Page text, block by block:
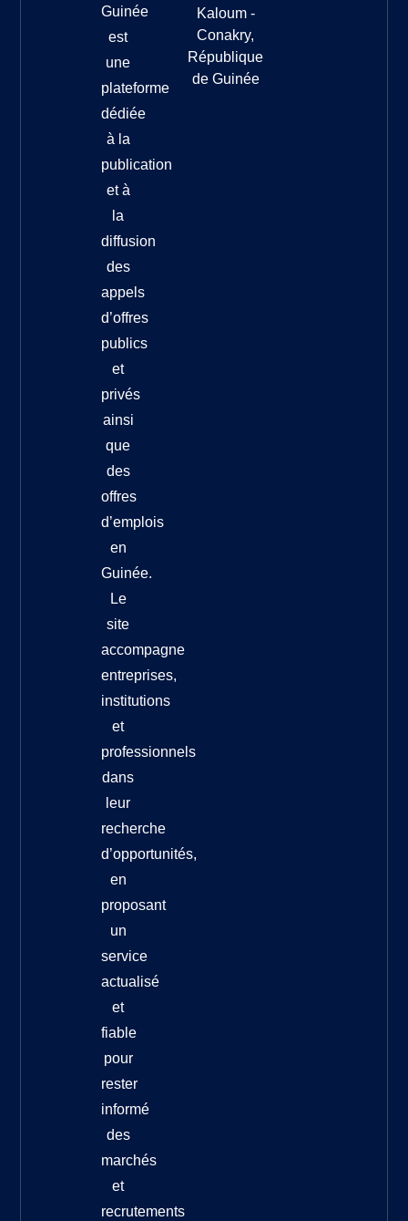
Guinée
est
une
plateforme
dédiée
à la
publication
et à
la
diffusion
des
appels
d’offres
publics
et
privés
ainsi
que
des
offres
d’emplois
en
Guinée.
Le
site
accompagne
entreprises,
institutions
et
professionnels
dans
leur
recherche
d’opportunités,
en
proposant
un
service
actualisé
et
fiable
pour
rester
informé
des
marchés
et
recrutements
Kaloum -
Conakry,
République
de Guinée